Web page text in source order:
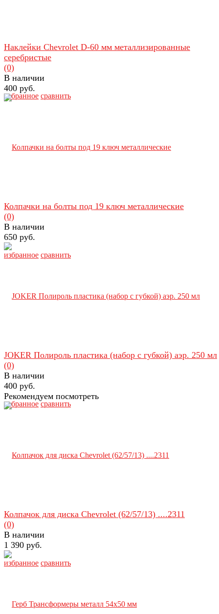
избранное сравнить
Наклейки Chevrolet D-60 мм металлизированные
серебристые
(0)
В наличии
400 руб.
избранное сравнить
Колпачки на болты под 19 ключ металлические
(0)
В наличии
650 руб.
избранное сравнить
JOKER Полироль пластика (набор с губкой) аэр. 250 мл
(0)
В наличии
400 руб.
Рекомендуем посмотреть
избранное сравнить
Колпачок для диска Chevrolet (62/57/13) ....2311
(0)
В наличии
1 390 руб.